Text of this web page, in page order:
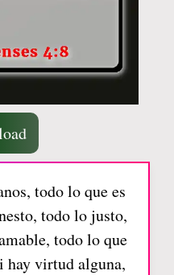
todo lo que es
todo lo justo,
todo lo que
hay virtud alguna,